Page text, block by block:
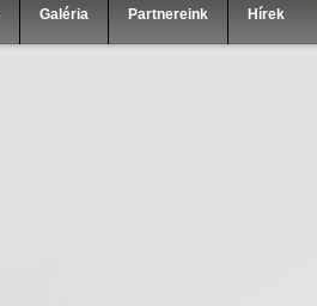
Galéria Partnereink Hírek